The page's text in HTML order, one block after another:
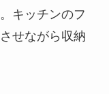
キッチンのフ
せながら収納